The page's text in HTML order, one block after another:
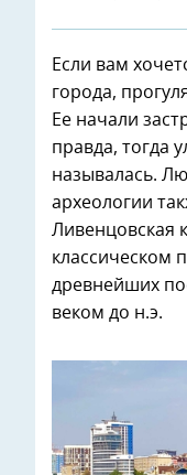
Если вам
города,
Ее начали
правда, тогда
называлась.
археологии
Ливенцовская
классическом
древнейших
веком до н.э.